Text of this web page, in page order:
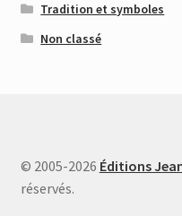
Tradition et symboles
Non classé
© 2005-2026 Éditions
réservés.